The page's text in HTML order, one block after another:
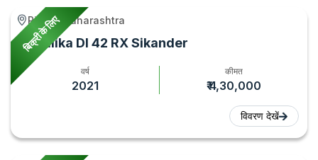
बिक्री के लिए
Risod, Maharashtra
Sonalika DI 42 RX Sikander
वर्ष
2021
कीमत
₹ 4,30,000
विवरण देखें